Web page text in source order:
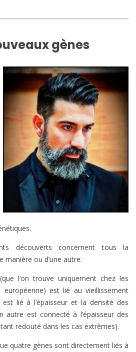
gènes
découverts concernent tous la
manière ou d’une autre.
l’on trouve uniquement chez les
européenne) est lié au vieillissement
lié à l’épaisseur et la densité des
autre est connecté à l’épaisseur des
redouté dans les cas extrêmes).
quatre gènes sont directement liés à